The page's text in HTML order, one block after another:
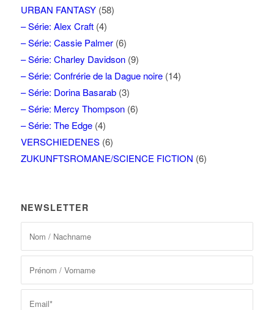
URBAN FANTASY(58)
– Série: Alex Craft(4)
– Série: Cassie Palmer(6)
– Série: Charley Davidson(9)
– Série: Confrérie de la Dague noire(14)
– Série: Dorina Basarab(3)
– Série: Mercy Thompson(6)
– Série: The Edge(4)
VERSCHIEDENES(6)
ZUKUNFTSROMANE/SCIENCE FICTION (6)
NEWSLETTER